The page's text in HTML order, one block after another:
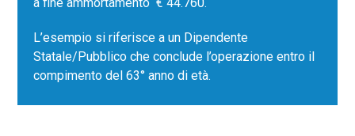
L’esempio si riferisce a un Dipendente
Statale/Pubblico che conclude l’operazione entro il
compimento del 63° anno di età.